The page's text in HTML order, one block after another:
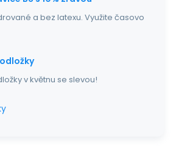
a bez latexu. Využite časovo
v květnu se slevou!